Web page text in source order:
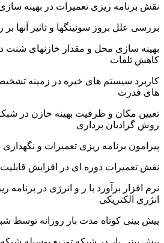
ریزی تعمیرات در بهینه سازی بهره
بروز سوئینگها و تاثیر آنها بر روی شبکه
محل و مقدار خازنهای شنت در
های خبره در زمینه تشخیص و
و ظرفیت بهینه خازن در شبکه های
برداری
برنامه ریزی تعمیرات و نگهداری در
دوره ای در افزایش قابلیت
برآورد با ر و انرژی در برنامه ریزی
کوتاه مدت بار روزانه توسط شبکه